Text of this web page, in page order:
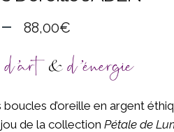
– 88,00€
prix :
78,00€
à
88,00€
boucles d’oreille en argent
de la collectionPétale de